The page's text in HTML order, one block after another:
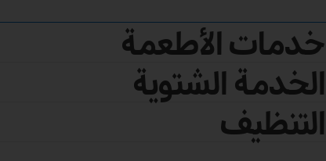
خدمات الأطعمة
الخدمة الشتوية
التنظيف